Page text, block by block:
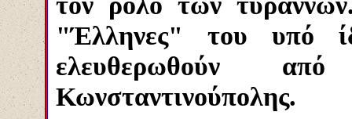
"Έλληνες" του υπό
ελευθερωθούν
Κωνσταντινούπολης.